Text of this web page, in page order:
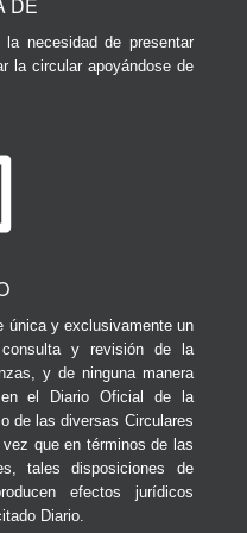
DE
necesidad de presentar
la circular apoyándose de
única y exclusivamente un
y revisión de la
y de ninguna manera
el Diario Oficial de la
de las diversas Circulares
que en términos de las
tales disposiciones de
efectos jurídicos
Diario.